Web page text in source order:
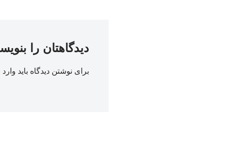
دیدگاهتان را
برای نوشتن دیدگاه باید